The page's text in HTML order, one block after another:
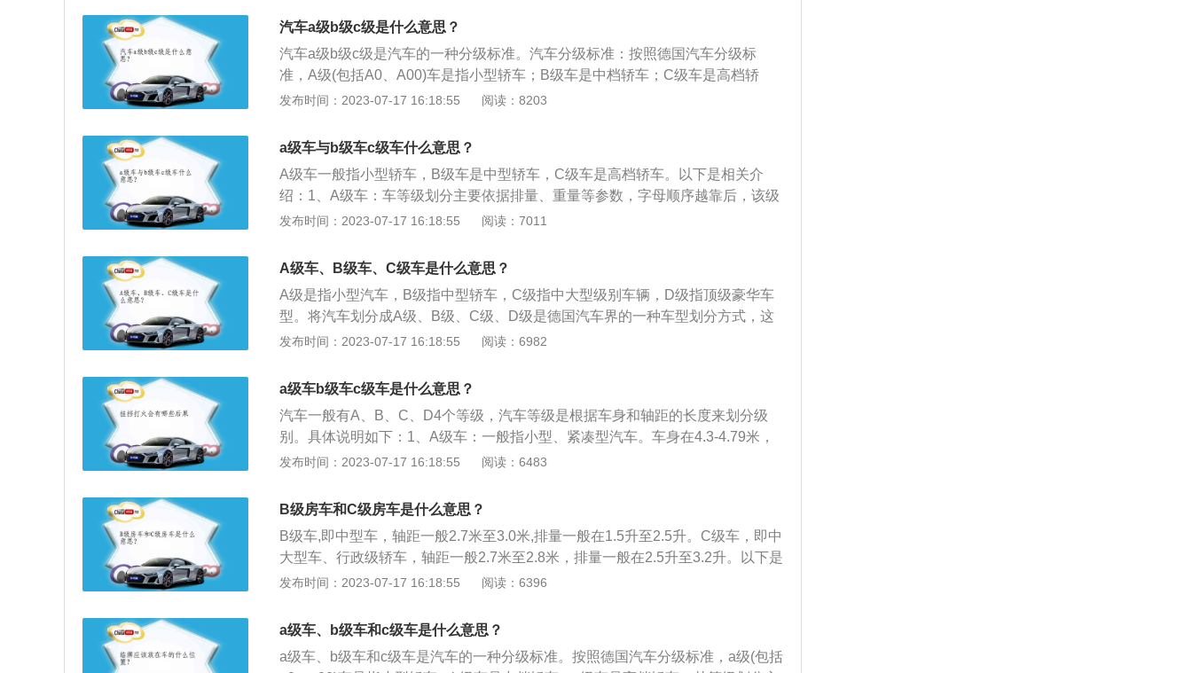
这个级别的车为紧凑型轿车，发动机排量为1.3—1.6L之间，轴距为2.3—2.45
米，常见车型包括日产轩逸。B级轿车：B级轿车其实就是大家经常说的中型轿
车，排量为1.6—2.4L之间，轴距为2.45—2.60米，常见车型包括奥迪A4、本田雅
阁、奔驰C级、丰田凯美瑞等车型。C级轿车：这个级别的车也就是中大型车，排
量为2.3—3.0L之间，轴距为2.6—2.8米，常见车型包括宝马5系、凯迪拉克XT
车排量和轴距最大，排量在3.0L以上，轴距不小于2.8米，常见车型包括宾利幕
尚、劳斯莱斯幻影等豪车车型。
汽车a级b级c级是什么意思？
汽车a级b级c级是汽车的一种分级标准。汽车分级标准：按照德国汽车分级标
准，A级(包括A0、A00)车是指小型轿车；B级车是中档轿车；C级车是高档轿
车；而D级车指的则是豪华轿车。其等级划分主要依据轴距、排量、重量等参
不断提高。汽车等级的分类：A级：小型轿车，轴距2.3米至2.45米之间，排量约
在1.3升至1.6升；B级：中级轿车，轴距约在2.45米至2.6米之间，排量从1.6升到
2.4升；C级：高级轿车，轴距约在2.6米至2.8米之间，发动机排量为2.3升至3.0
升；D级：豪华轿车，轴距一般均大于2.8米，排量基本都在3.0升以上。
发布时间：2023-07-17 16:18:55 阅读：8203
a级车与b级车c级车什么意思？
A级车一般指小型轿车，B级车是中型轿车，C级车是高档轿车。以下是相关介
绍：1、A级车：车等级划分主要依据排量、重量等参数，字母顺序越靠后，该级
别车的轴距越长、排量和重量越大，轿车的豪华程度也不断提高，车身在4.3米至
车即中型车，轴距一般2.6米至2.85米，排量一般在1.4升至3.5升。3、C级车：C
级车高档轿车，即中大型车，轴距约在2.8米至3米之间，发动机排量为2.0升至3.
5升。
发布时间：2023-07-17 16:18:55 阅读：7011
A级车、B级车、C级车是什么意思？
A级是指小型汽车，B级指中型轿车，C级指中大型级别车辆，D级指顶级豪华车
型。将汽车划分成A级、B级、C级、D级是德国汽车界的一种车型划分方式，这
种划分方式并不是世界通用的标准，并且它们之间划分没有严格的规定，划分依
0，A级三种。A00级车由于车身小，它们的排量通常小于1升，轴距在2米到两米
二之间，是常见的代步车类型。A0级车号称小型车，排量在1到1.3升之间，轴距
在2米到2米三之间。A级车一般又称为紧凑型车辆，排量通常在1.3到1.6升之
间，轴距在2米三到2米四五之间。 B级车俗称中型轿车，相对A型车来说，无论
是动力、空间还是底盘调校上都有很大提升，排量在1.6到2.4升之间，轴距在2.4
细，它们的排量通常在2.3到3.0升之间，轴距在2.6到2.8米之间，比如凯迪拉克X
TS等。 D级车属于顶级豪华车型，配置与视觉都体现豪华。D级车发动机强，排
量在3.0升以上，轴距3.1米以上。
发布时间：2023-07-17 16:18:55 阅读：6982
a级车b级车c级车是什么意思？
汽车一般有A、B、C、D4个等级，汽车等级是根据车身和轴距的长度来划分级
别。具体说明如下：1、A级车：一般指小型、紧凑型汽车。车身在4.3-4.79米，
轴距在2.35-2.79米之间，排量在1.4-2.0升之间。2、B级车：即中型车。车身在4.
车。汽车轴距在2.8-3.0米之间，发动机排量为2.3-3.0升。4、D级车：指豪华车，
车内空间宽敞，发动机动力很强。汽车轴距在3米以上，发动机排量基本在3.0升
以上。
发布时间：2023-07-17 16:18:55 阅读：6483
B级房车和C级房车是什么意思？
B级车,即中型车，轴距一般2.7米至3.0米,排量一般在1.5升至2.5升。C级车，即中
大型车、行政级轿车，轴距一般2.7米至2.8米，排量一般在2.5升至3.2升。以下是
四种级别车型的具体介绍：1、A级车包括A0、A00级车，一般指小型轿车，比较
型有本田雅阁、宝马3系、大众迈腾、别克新君威等；3、C级车是高档轿车，代
表车型有奥迪A6L、宝马5系、奔驰E级、丰田皇冠等；4、而D级车指的则是豪华
轿车，代表车型有奔驰S级、迈巴赫、劳斯莱斯幻影等。
发布时间：2023-07-17 16:18:55 阅读：6396
a级车、b级车和c级车是什么意思？
a级车、b级车和c级车是汽车的一种分级标准。按照德国汽车分级标准，a级(包括